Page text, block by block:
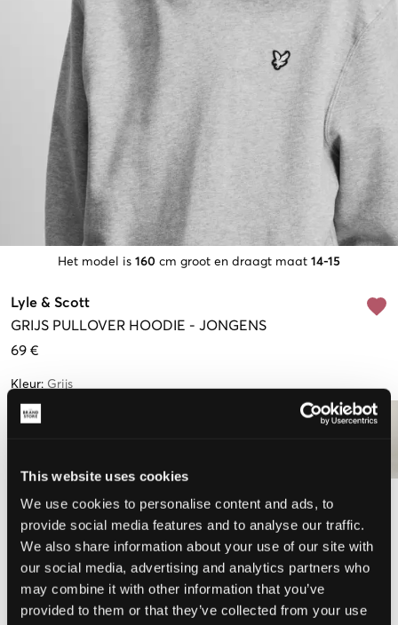
This website uses cookies
We use cookies to personalise content and ads, to
provide social media features and to analyse our traffic.
We also share information about your use of our site with
our social media, advertising and analytics partners who
may combine it with other information that you’ve
provided to them or that they’ve collected from your use
Het model is 160 cm groot en draagt maat 14-15
Lyle & Scott
GRIJS PULLOVER HOODIE - JONGENS
69 €
Kleur: Grijs
Maat
128-134 cm 134-140 cm 140-146 cm
12-13 jaar
152-158 cm 164-170 cm
15-16 jaar